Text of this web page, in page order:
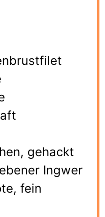
gehackt
Ingwer
fein